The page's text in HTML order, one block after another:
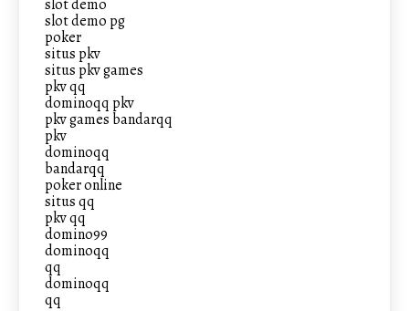
slot demo
slot demo pg
poker
situs pkv
situs pkv games
pkv qq
dominoqq pkv
pkv games bandarqq
pkv
dominoqq
bandarqq
poker online
situs qq
pkv qq
domino99
dominoqq
qq
dominoqq
qq